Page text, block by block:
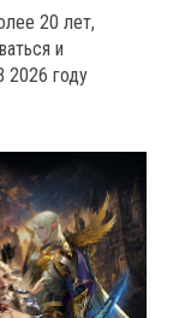
20 лет,
и
2026 году